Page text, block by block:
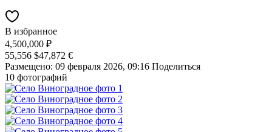
В избранное
4,500,000 ₽
55,556 $47,872 €
Размещено: 09 февраля 2026, 09:16 Поделиться
10 фотографий